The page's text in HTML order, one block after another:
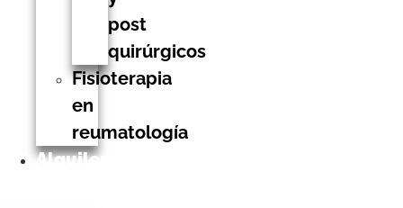
post
quirúrgicos
Fisioterapia
en
reumatología
Alquiler